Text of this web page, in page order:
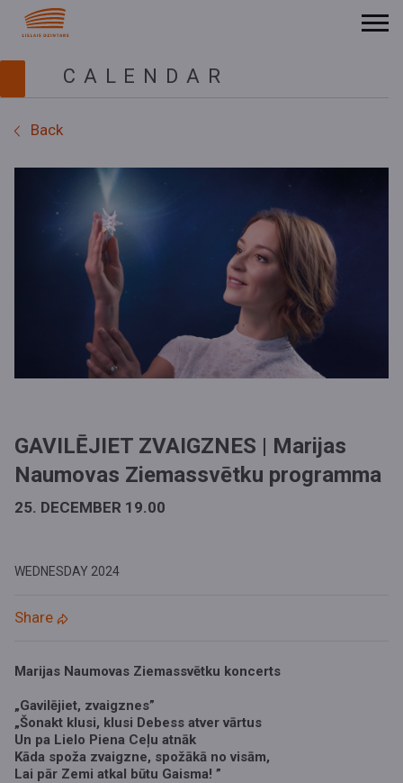
CALENDAR
Back
GAVILĒJIET ZVAIGZNES | Marijas
Naumovas Ziemassvētku programma
25. DECEMBER 19.00
WEDNESDAY 2024
Share
Marijas Naumovas Ziemassvētku koncerts
„Gavilējiet, zvaigznes”
„Šonakt klusi, klusi Debess atver vārtus
Un pa Lielo Piena Ceļu atnāk
Kāda spoža zvaigzne, spožākā no visām,
Lai pār Zemi atkal būtu Gaisma! ”